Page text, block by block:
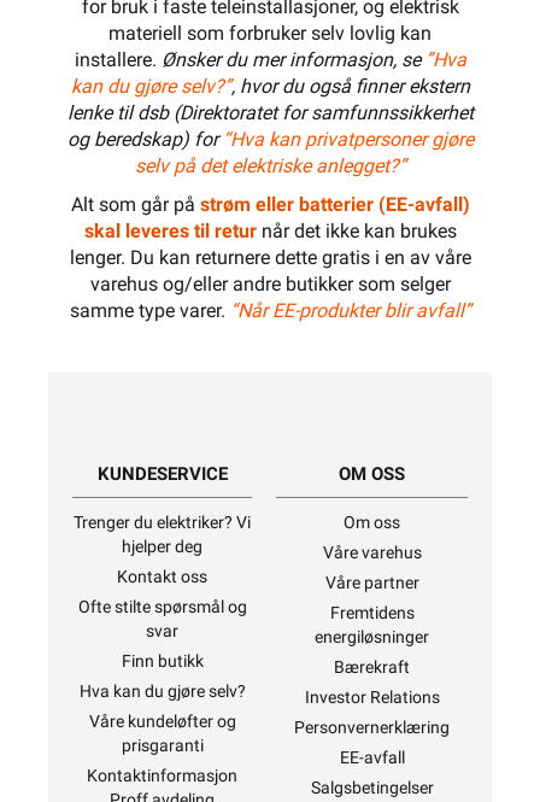
for bruk i faste teleinstallasjoner, og elektrisk
materiell som forbruker selv lovlig kan
installere. Ønsker du mer informasjon, se ”Hva
kan du gjøre selv?”, hvor du også finner ekstern
lenke til dsb (Direktoratet for samfunnssikkerhet
og beredskap) for “Hva kan privatpersoner gjøre
selv på det elektriske anlegget?”
Alt som går på strøm eller batterier (EE-avfall)
skal leveres til returnår det ikke kan brukes
lenger. Du kan returnere dette gratis i en av våre
varehus og/eller andre butikker som selger
samme type varer. “Når EE-produkter blir avfall”
KUNDESERVICE
Trenger du elektriker? Vi
hjelper deg
Kontakt oss
Ofte stilte spørsmål og
svar
Finn butikk
Hva kan du gjøre selv?
Våre kundeløfter og
prisgaranti
Kontaktinformasjon
OM OSS
Om oss
Våre varehus
Våre partner
Fremtidens
energiløsninger
Bærekraft
Investor Relations
Personvernerklæring
EE-avfall
Salgsbetingelser